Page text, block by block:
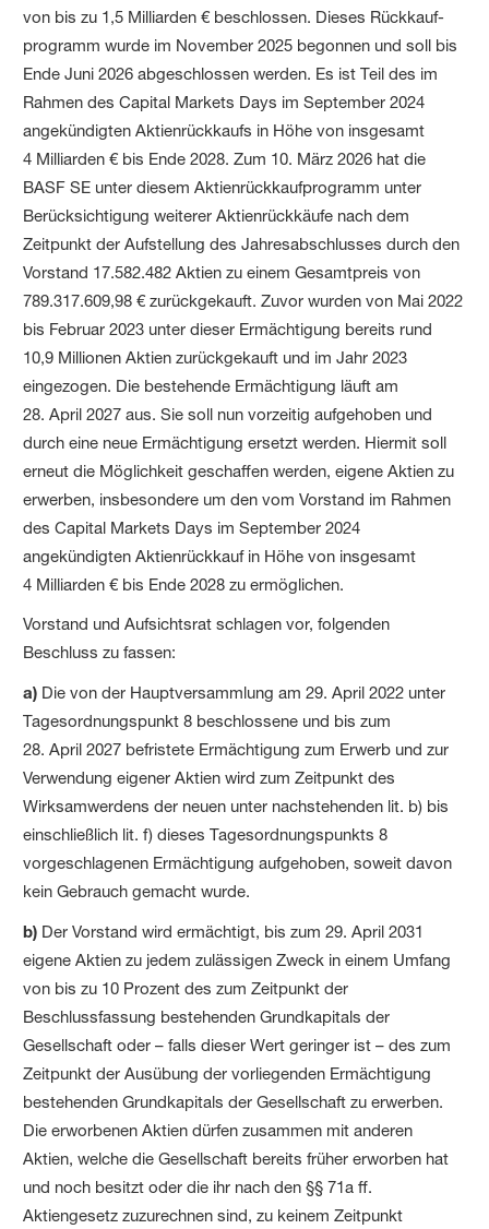
von bis zu 1,5 Milliarden € beschlossen. Dieses Rückkauf­
programm wurde im November 2025 begonnen und soll bis
Ende Juni 2026 abgeschlossen werden. Es ist Teil des im
Rahmen des Capital Markets Days im September 2024
angekündigten Aktienrückkaufs in Höhe von insgesamt
4 Milliarden € bis Ende 2028. Zum 10. März 2026 hat die
BASF SE unter diesem Aktien­rückkauf­programm unter
Berücksichtigung weiterer Aktien­rückkäufe nach dem
Zeitpunkt der Aufstellung des Jahres­abschlusses durch den
Vorstand 17.582.482 Aktien zu einem Gesamt­preis von
789.317.609,98 € zurückgekauft. Zuvor wurden von Mai 2022
bis Februar 2023 unter dieser Ermächtigung bereits rund
10,9 Millionen Aktien zurückgekauft und im Jahr 2023
eingezogen. Die bestehende Ermächtigung läuft am
28. April 2027 aus. Sie soll nun vorzeitig aufgehoben und
durch eine neue Ermächtigung ersetzt werden. Hiermit soll
erneut die Möglichkeit geschaffen werden, eigene Aktien zu
erwerben, insbesondere um den vom Vorstand im Rahmen
des Capital Markets Days im September 2024
angekündigten Aktienrückkauf in Höhe von insgesamt
4 Milliarden € bis Ende 2028 zu ermöglichen.
Vorstand und Aufsichtsrat schlagen vor, folgenden
Beschluss zu fassen:
a) Die von der Hauptversammlung am 29. April 2022 unter
Tages­ordnungs­punkt 8 beschlossene und bis zum
28. April 2027 befristete Ermächtigung zum Erwerb und zur
Verwendung eigener Aktien wird zum Zeitpunkt des
Wirksam­werdens der neuen unter nachstehenden lit. b) bis
einschließlich lit. f) dieses Tages­ordnungs­punkts 8
vorgeschlagenen Ermächtigung aufgehoben, soweit davon
kein Gebrauch gemacht wurde.
b) Der Vorstand wird ermächtigt, bis zum 29. April 2031
eigene Aktien zu jedem zulässigen Zweck in einem Umfang
von bis zu 10 Prozent des zum Zeitpunkt der
Beschlussfassung bestehenden Grund­kapitals der
Gesellschaft oder – falls dieser Wert geringer ist – des zum
Zeitpunkt der Ausübung der vorliegenden Ermächtigung
bestehenden Grund­kapitals der Gesellschaft zu erwerben.
Die erworbenen Aktien dürfen zusammen mit anderen
Aktien, welche die Gesellschaft bereits früher erworben hat
und noch besitzt oder die ihr nach den §§ 71a ff.
Aktiengesetz zuzurechnen sind, zu keinem Zeitpunkt